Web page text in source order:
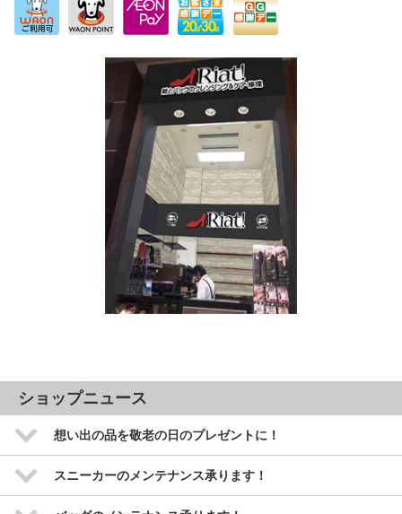
ショップニュース
想い出の品を敬老の日のプレゼントに！
スニーカーのメンテナンス承ります！